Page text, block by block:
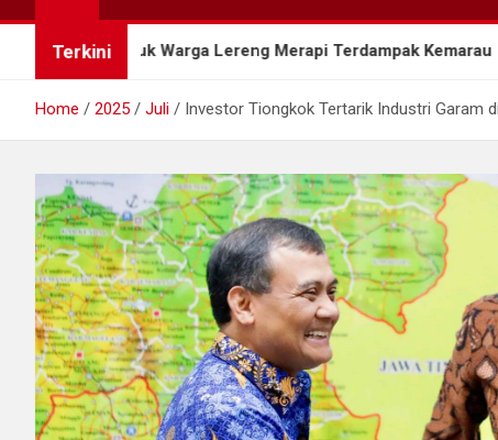
Terkini
Warga Lereng Merapi Terdampak Kemarau
Home 2025 Juli Investor Tiongkok Tertarik Industri Garam